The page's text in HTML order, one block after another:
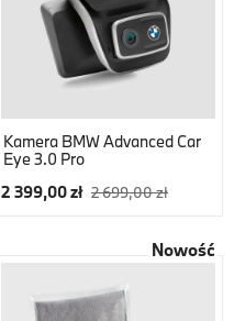
Kamera BMW Advanced Car
Eye 3.0 Pro
2 399,00 zł 2 699,00 zł
Nowość